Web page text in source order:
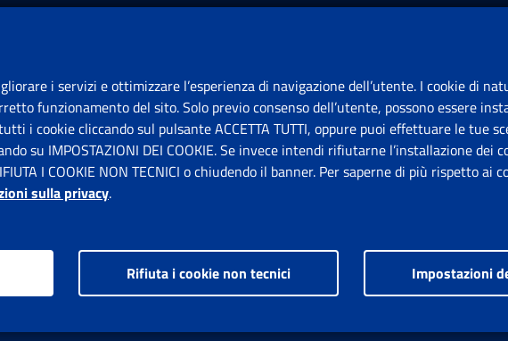
Sede Legale: Via
00144 Roma
P.IVA
© 1997-2026Istituto Nazionale Previdenza Sociale.Tutti i diritti
i servizi e ottimizzare l’esperienza di navigazione dell’utente. I cookie di
funzionamento del sito. Solo previo consenso dell’utente, possono essere
i cookie cliccando sul pulsante ACCETTA TUTTI, oppure puoi effettuare le tue
su IMPOSTAZIONI DEI COOKIE. Se invece intendi rifiutarne l’installazione dei
I COOKIE NON TECNICI o chiudendo il banner. Per saperne di più rispetto ai
sulla privacy.
Rifiuta i cookie non tecnici Impostazioni